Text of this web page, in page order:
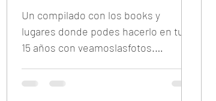
Un compilado con los books y
lugares donde podes hacerlo en tus
15 años con veamoslasfotos.